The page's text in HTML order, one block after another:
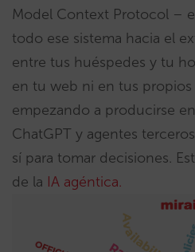
Model Context Protocol –
todo ese sistema hacia el
entre tus huéspedes y tu
en tu web ni en tus propios
empezando a producirse
ChatGPT y agentes
sí para tomar decisiones.
de la IA agéntica.